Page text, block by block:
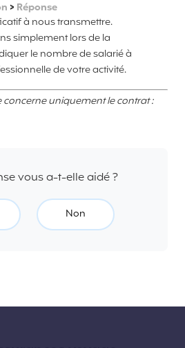
> Réponse
à nous transmettre.
simplement lors de la
le nombre de salarié à
de votre activité.
concerne uniquement le contrat :
vous a-t-elle aidé ?
Non